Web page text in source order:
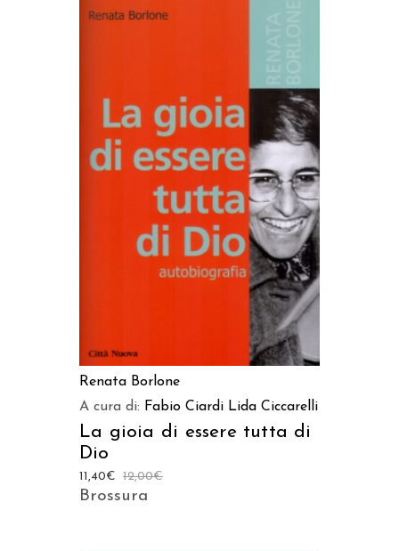
AGGIUNGI AL CARRELLO
Renata Borlone
A cura di: Fabio Ciardi Lida Ciccarelli
La gioia di essere tutta di
Dio
12,00€
11,40€
Brossura